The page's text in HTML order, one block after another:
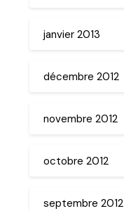
janvier 2013
décembre 2012
novembre 2012
octobre 2012
septembre 2012